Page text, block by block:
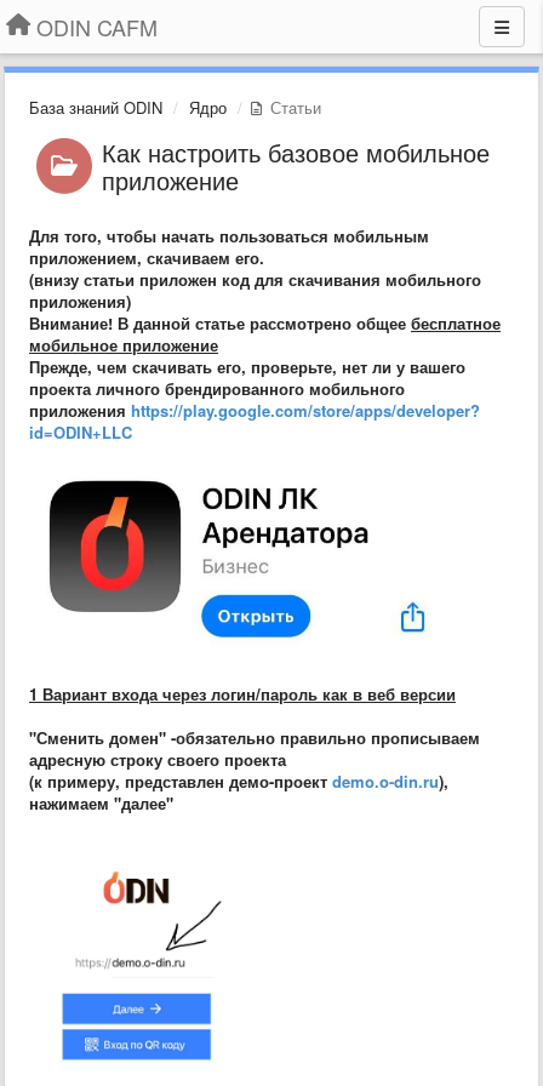
ODIN CAFM
База знаний ODIN Ядро Статьи
Как настроить базовое мобильное
приложение
Для того, чтобы начать пользоваться мобильным
приложением, скачиваем его.
(внизу статьи приложен код для скачивания мобильного
приложения)
Внимание! В данной статье рассмотрено общее бесплатное
мобильное приложение
Прежде, чем скачивать его, проверьте, нет ли у вашего
проекта личного брендированного мобильного
приложения https://play.google.com/store/apps/developer?
id=ODIN+LLC
1 Вариант входа через логин/пароль как в веб версии
"Сменить домен" -обязательно правильно прописываем
адресную строку своего проекта
(к примеру, представлен демо-проект demo.o-din.ru),
нажимаем "далее"